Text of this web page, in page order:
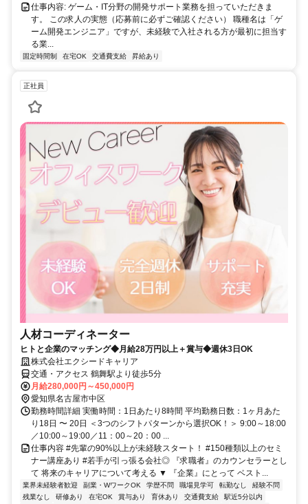
仕事内容: ゲーム・IT分野の開発サポート業務を担っていただきま
す。 この求人の実態（応募前に必ずご確認ください） 職種名は「ゲ
ーム開発エンジニア」ですが、未経験で入社される方が最初に担当す
る業...
固定時間制 在宅OK 交通費支給 昇給あり
正社員
人材コーディネーター
ヒトと企業のマッチング◆月給28万円以上＋賞与◆週休3日OK
株式会社エクシードキャリア
交通・アクセス 鶴舞駅より徒歩5分
月給280,000円～450,000円
愛知県名古屋市中区
勤務時間詳細 実働時間：1日あたり8時間 平均勤務日数：1ヶ月あた
り18日 〜 20日 ＜3つのシフトパターンから選択OK！＞ 9:00～18:00
／10:00～19:00／11：00～20：00 ...
仕事内容 #先輩の90%以上が未経験スタート！ #150種類以上のセミ
ナー講座あり #若手が引っ張る会社◎ 『求職者』のカウンセラーとし
て 将来のキャリアについて考える ▼ 『企業』にとって ベスト...
業界未経験者歓迎 副業・WワークOK 学歴不問 職場見学可 転勤なし
経験不問
残業なし
研修あり 在宅OK 賞与あり 育休あり 交通費支給
駅近5分以内